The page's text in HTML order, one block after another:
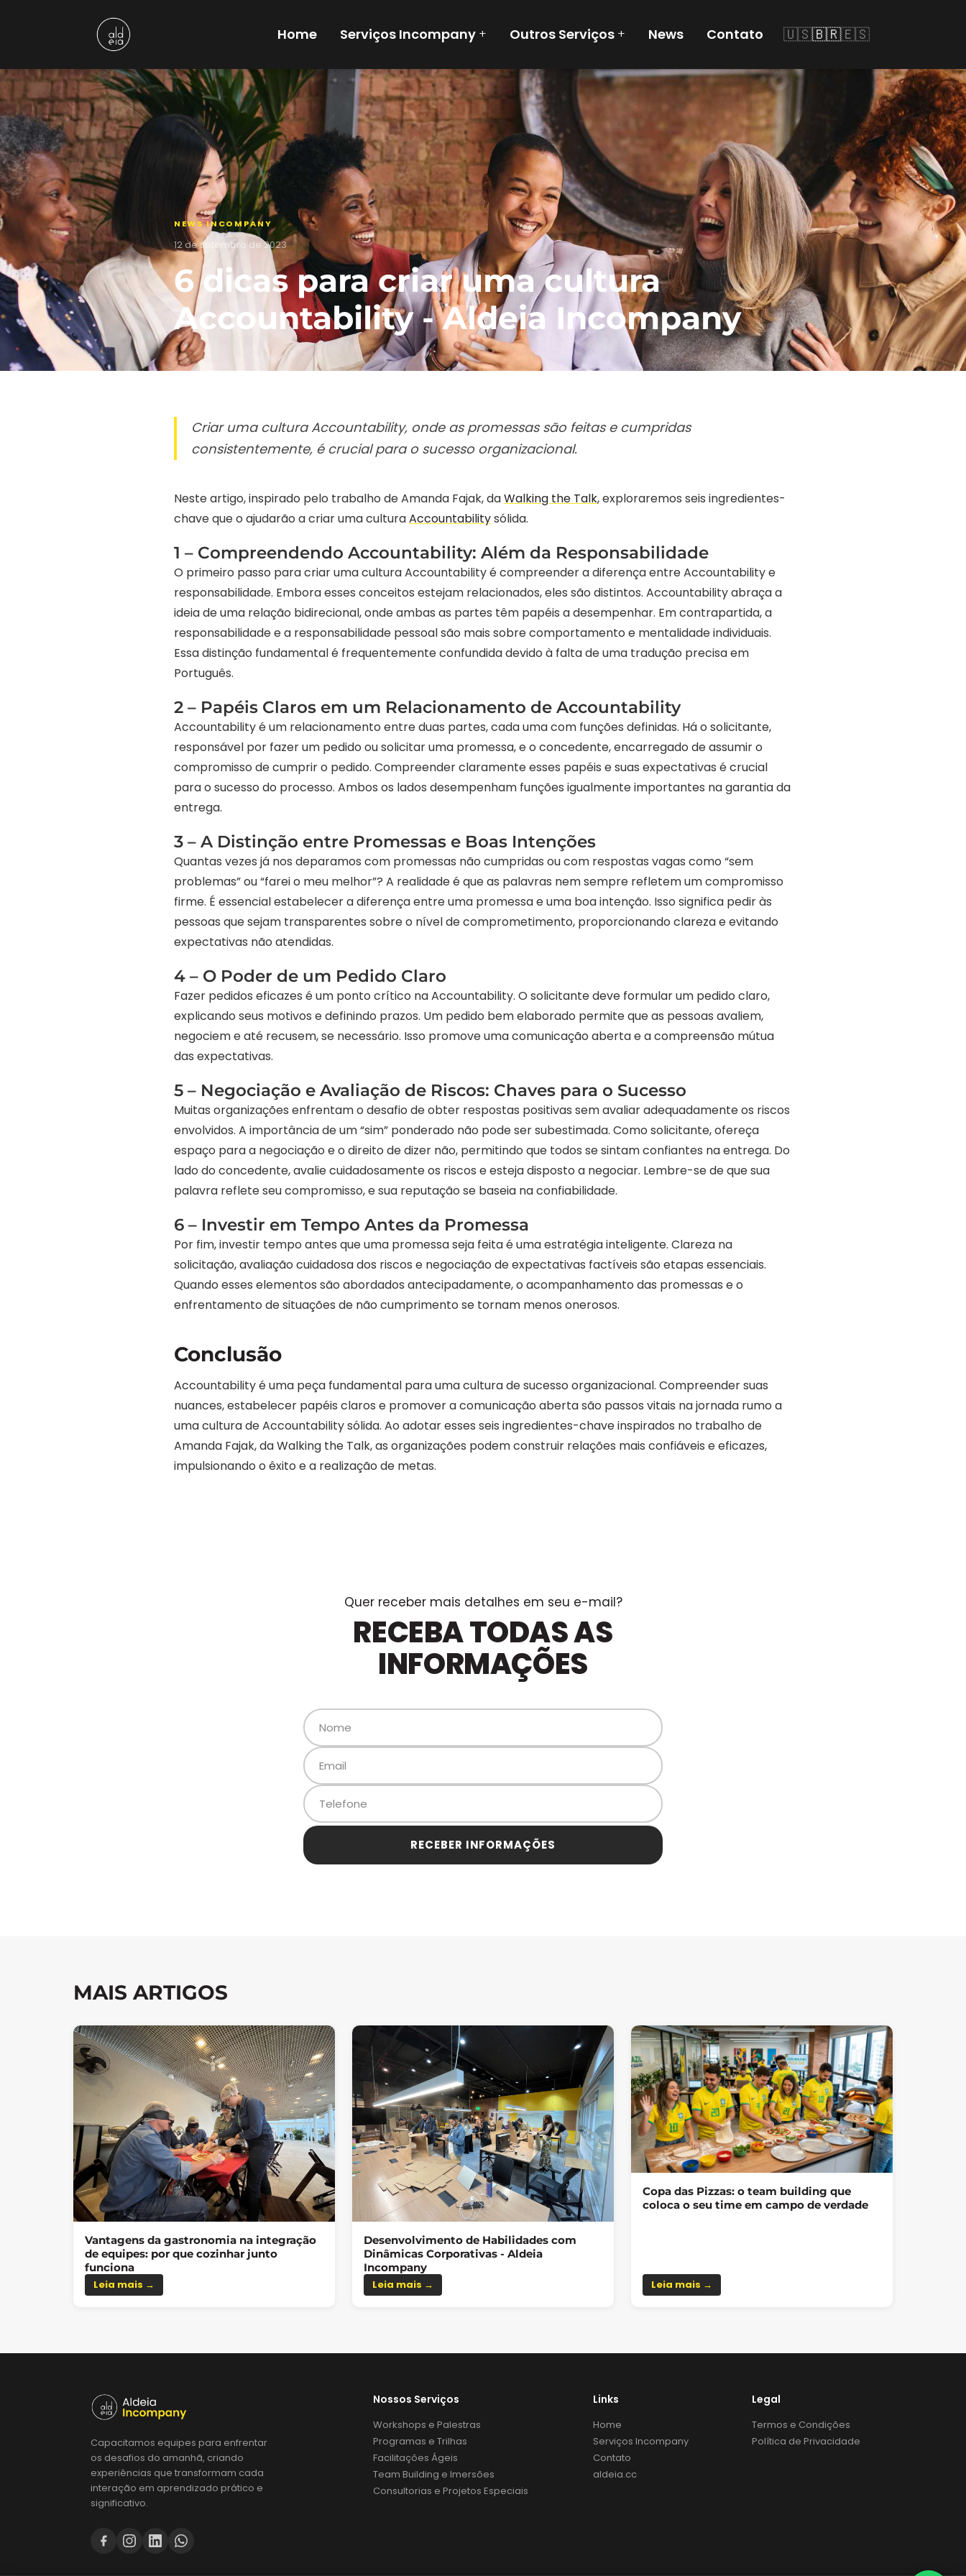
Home Serviços Incompany + Outros Serviços + News Contato 🇺🇸🇧🇷🇪🇸
NEWS INCOMPANY
12 de setembro de 2023
6 dicas para criar uma cultura
Accountability - Aldeia Incompany
Criar uma cultura Accountability, onde as promessas são feitas e cumpridas
consistentemente, é crucial para o sucesso organizacional.
Neste artigo, inspirado pelo trabalho de Amanda Fajak, daWalking the Talk, exploraremos seis ingredientes-
chave que o ajudarão a criar uma culturaAccountabilitysólida.
1 – Compreendendo Accountability: Além da Responsabilidade
O primeiro passo para criar uma cultura Accountability é compreender a diferença entre Accountability e
responsabilidade. Embora esses conceitos estejam relacionados, eles são distintos. Accountability abraça a
ideia de uma relação bidirecional, onde ambas as partes têm papéis a desempenhar. Em contrapartida, a
responsabilidade e a responsabilidade pessoal são mais sobre comportamento e mentalidade individuais.
Essa distinção fundamental é frequentemente confundida devido à falta de uma tradução precisa em
Português.
2 – Papéis Claros em um Relacionamento de Accountability
Accountability é um relacionamento entre duas partes, cada uma com funções definidas. Há o solicitante,
responsável por fazer um pedido ou solicitar uma promessa, e o concedente, encarregado de assumir o
compromisso de cumprir o pedido. Compreender claramente esses papéis e suas expectativas é crucial
para o sucesso do processo. Ambos os lados desempenham funções igualmente importantes na garantia da
entrega.
3 – A Distinção entre Promessas e Boas Intenções
Quantas vezes já nos deparamos com promessas não cumpridas ou com respostas vagas como “sem
problemas” ou “farei o meu melhor”? A realidade é que as palavras nem sempre refletem um compromisso
firme. É essencial estabelecer a diferença entre uma promessa e uma boa intenção. Isso significa pedir às
pessoas que sejam transparentes sobre o nível de comprometimento, proporcionando clareza e evitando
expectativas não atendidas.
4 – O Poder de um Pedido Claro
Fazer pedidos eficazes é um ponto crítico na Accountability. O solicitante deve formular um pedido claro,
explicando seus motivos e definindo prazos. Um pedido bem elaborado permite que as pessoas avaliem,
negociem e até recusem, se necessário. Isso promove uma comunicação aberta e a compreensão mútua
das expectativas.
5 – Negociação e Avaliação de Riscos: Chaves para o Sucesso
Muitas organizações enfrentam o desafio de obter respostas positivas sem avaliar adequadamente os riscos
envolvidos. A importância de um “sim” ponderado não pode ser subestimada. Como solicitante, ofereça
espaço para a negociação e o direito de dizer não, permitindo que todos se sintam confiantes na entrega. Do
lado do concedente, avalie cuidadosamente os riscos e esteja disposto a negociar. Lembre-se de que sua
palavra reflete seu compromisso, e sua reputação se baseia na confiabilidade.
6 – Investir em Tempo Antes da Promessa
Por fim, investir tempo antes que uma promessa seja feita é uma estratégia inteligente. Clareza na
solicitação, avaliação cuidadosa dos riscos e negociação de expectativas factíveis são etapas essenciais.
Quando esses elementos são abordados antecipadamente, o acompanhamento das promessas e o
enfrentamento de situações de não cumprimento se tornam menos onerosos.
Conclusão
Accountability é uma peça fundamental para uma cultura de sucesso organizacional. Compreender suas
nuances, estabelecer papéis claros e promover a comunicação aberta são passos vitais na jornada rumo a
uma cultura de Accountability sólida. Ao adotar esses seis ingredientes-chave inspirados no trabalho de
Amanda Fajak, da Walking the Talk, as organizações podem construir relações mais confiáveis e eficazes,
impulsionando o êxito e a realização de metas.
Quer receber mais detalhes em seu e-mail?
RECEBA TODAS AS
INFORMAÇÕES
RECEBER INFORMAÇÕES
MAIS ARTIGOS
Vantagens da gastronomia na integração
de equipes: por que cozinhar junto
funciona
Leia mais →
Desenvolvimento de Habilidades com
Dinâmicas Corporativas - Aldeia
Incompany
Leia mais →
Copa das Pizzas: o team building que
coloca o seu time em campo de verdade
Leia mais →
Capacitamos equipes para enfrentar
os desafios do amanhã, criando
experiências que transformam cada
interação em aprendizado prático e
significativo.
Nossos Serviços
Workshops e Palestras
Programas e Trilhas
Facilitações Ágeis
Team Building e Imersões
Consultorias e Projetos Especiais
Links
Home
Serviços Incompany
Contato
aldeia.cc
Legal
Termos e Condições
Política de Privacidade
Falar com vendas